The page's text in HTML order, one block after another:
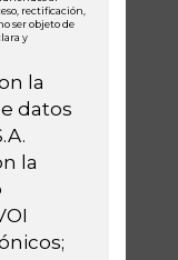
rectificación,
ser objeto de
y
la
datos
la